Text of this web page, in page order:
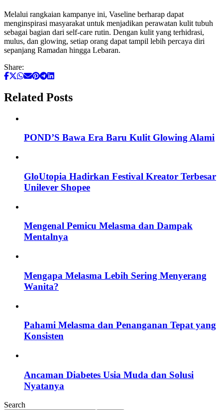
Melalui rangkaian kampanye ini, Vaseline berharap dapat
menginspirasi masyarakat untuk menjadikan perawatan kulit tubuh
sebagai bagian dari self-care rutin. Dengan kulit yang terhidrasi,
mulus, dan glowing, setiap orang dapat tampil lebih percaya diri
sepanjang Ramadan hingga Lebaran.
Share:
Related Posts
POND’S Bawa Era Baru Kulit Glowing Alami
GloUtopia Hadirkan Festival Kreator Terbesar
Unilever Shopee
Mengenal Pemicu Melasma dan Dampak
Mentalnya
Mengapa Melasma Lebih Sering Menyerang
Wanita?
Pahami Melasma dan Penanganan Tepat yang
Konsisten
Ancaman Diabetes Usia Muda dan Solusi
Nyatanya
Search